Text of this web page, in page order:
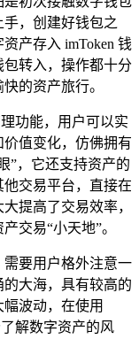
，创建好钱包之
产存入 imToken 钱
转入，操作都十分
的资产旅行。
功能，用户可以实
值变化，仿佛拥有
”，它还支持资产的
交易平台，直接在
提高了交易效率，
交易“小天地”。
需要用户格外注意一
大海，具有较高的
波动，在使用
解数字资产的风